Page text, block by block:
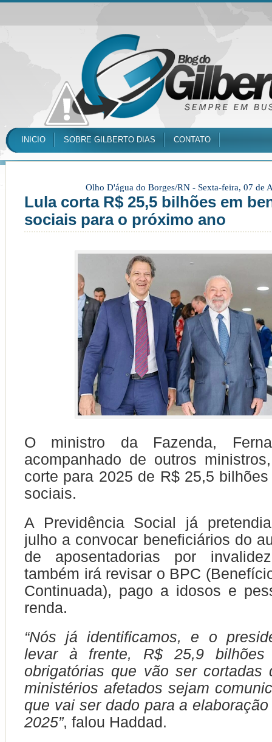
INICIO SOBRE GILBERTO DIAS CONTATO
Olho D'água do Borges/RN - Sexta-feira, 07 de
Lula corta R$ 25,5 bilhões em
sociais para o próximo ano
O ministro da Fazenda,
acompanhado de outros
corte para 2025 de R$ 25,5
sociais.
A Previdência Social já
julho a convocar beneficiários do
de aposentadorias por
também irá revisar o BPC
Continuada), pago a idosos e
renda.
“Nós já identificamos, e o
levar à frente, R$ 25,9 bilhões
obrigatórias que vão ser cortadas
ministérios afetados sejam
que vai ser dado para a
2025”, falou Haddad.